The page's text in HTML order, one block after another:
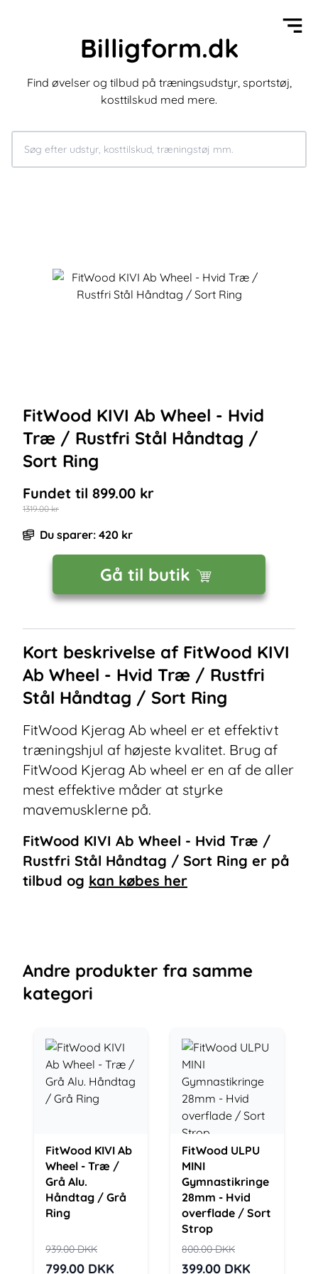
Billigform.dk
Find øvelser og tilbud på træningsudstyr, sportstøj,
kosttilskud med mere.
FitWood KIVI Ab Wheel - Hvid
Træ / Rustfri Stål Håndtag /
Sort Ring
Fundet til 899.00 kr
1319.00kr
Du sparer: 420 kr
Gå til butik
Kort beskrivelse af FitWood KIVI
Ab Wheel - Hvid Træ / Rustfri
Stål Håndtag / Sort Ring
FitWood Kjerag Ab wheel er et effektivt
træningshjul af højeste kvalitet. Brug af
FitWood Kjerag Ab wheel er en af de aller
mest effektive måder at styrke
mavemusklerne på.
FitWood KIVI Ab Wheel - Hvid Træ /
Rustfri Stål Håndtag / Sort Ring er på
tilbud og kan købes her
Andre produkter fra samme
kategori
FitWood KIVI Ab
Wheel - Træ /
Grå Alu.
Håndtag / Grå
Ring
939.00DKK
799.00 DKK
FitWood ULPU
MINI
Gymnastikringe
28mm - Hvid
overflade / Sort
Strop
800.00DKK
399.00 DKK